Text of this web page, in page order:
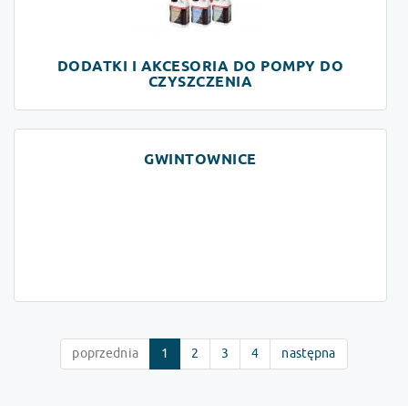
DODATKI I AKCESORIA DO POMPY DO
CZYSZCZENIA
GWINTOWNICE
poprzednia 1 2 3 4 następna